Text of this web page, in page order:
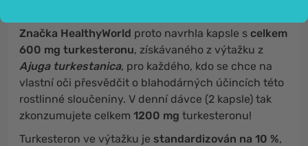
Značka HealthyWorld proto navrhla kapsle s celkem
600 mg turkesteronu, získávaného z výtažku z
Ajuga turkestanica, pro každého, kdo se chce na
vlastní oči přesvědčit o blahodárných účincích této
rostlinné sloučeniny. V denní dávce (2 kapsle) tak
zkonzumujete celkem 1200 mg turkesteronu!
Turkesteron ve výtažku je standardizován na 10 %,